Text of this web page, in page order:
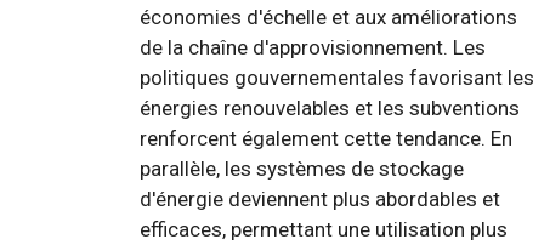
économies d'échelle et aux améliorations
de la chaîne d'approvisionnement. Les
politiques gouvernementales favorisant les
énergies renouvelables et les subventions
renforcent également cette tendance. En
parallèle, les systèmes de stockage
d'énergie deviennent plus abordables et
efficaces, permettant une utilisation plus